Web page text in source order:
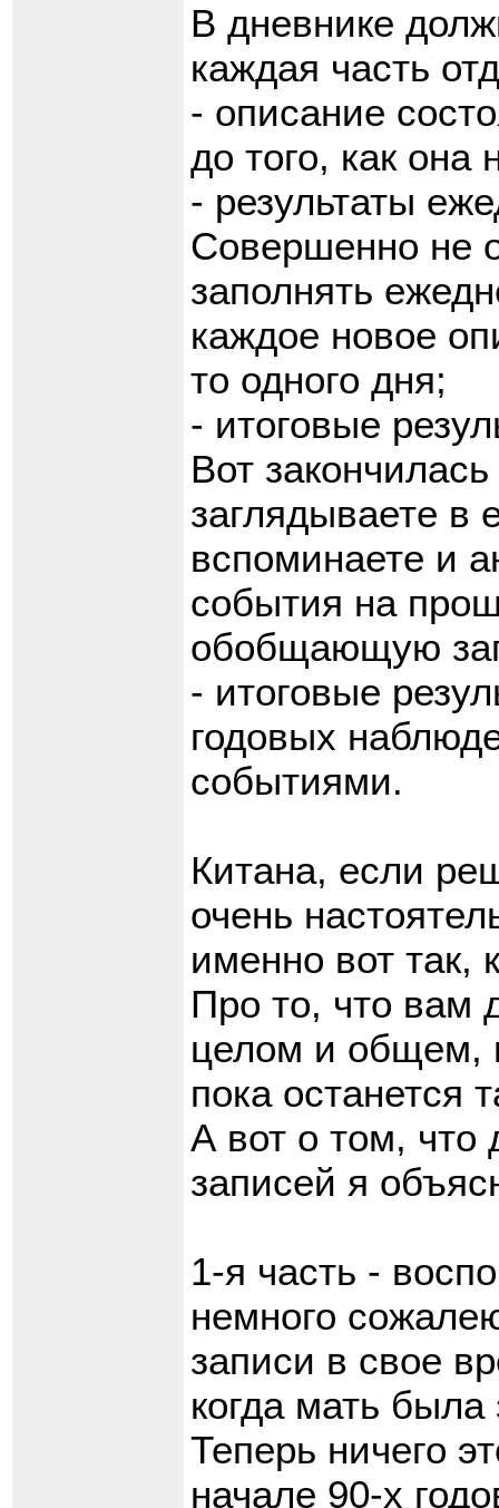
В дневнике
каждая часть
- описание
до того, как она
- результаты
Совершенно не
заполнять
каждое новое
то одного дня;
- итоговые
Вот
заглядываете в
вспоминаете и
события на
обобщающую
- итоговые
годовых
событиями.
Китана, если
очень
именно вот так,
Про то, что вам
целом и общем,
пока останется
А вот о том, что
записей я
1-я часть -
немного
записи в свое
когда мать
Теперь ничего
начале 90-х